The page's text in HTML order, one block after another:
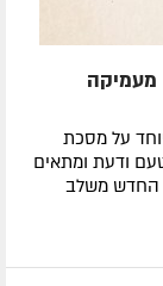
מעמיקה
על מסכת
ודעת ומתאים
החדש משלב